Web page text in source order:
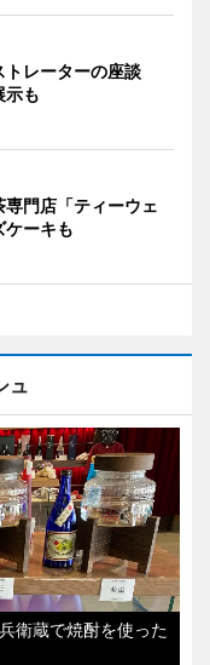
トレーターの座談
も
門店「ティーウェ
ーキも
ュ
衛蔵で焼酎を使った